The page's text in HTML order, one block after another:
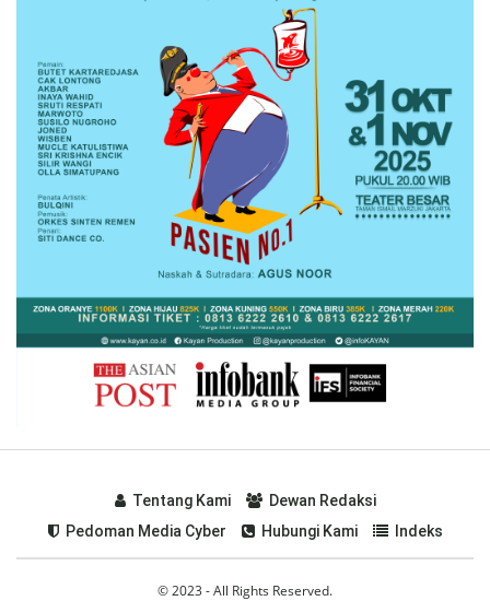
Tentang Kami
Dewan Redaksi
Pedoman Media Cyber
Hubungi Kami Indeks
© 2023 - All Rights Reserved.